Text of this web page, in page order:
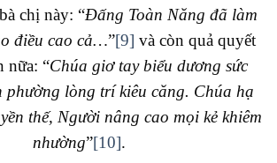
chị này: “Đấng Toàn Năng đã làm
điều cao cả…”[9] và còn quả quyết
nữa: “Chúa giơ tay biểu dương sức
phường lòng trí kiêu căng. Chúa hạ
thế, Người nâng cao mọi kẻ khiêm
nhường”[10].